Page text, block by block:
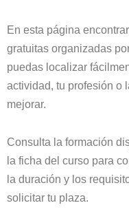
En esta página
gratuitas organizadas
puedas localizar
actividad, tu profesión o
mejorar.
Consulta la formación
la ficha del curso para
la duración y los
solicitar tu plaza.